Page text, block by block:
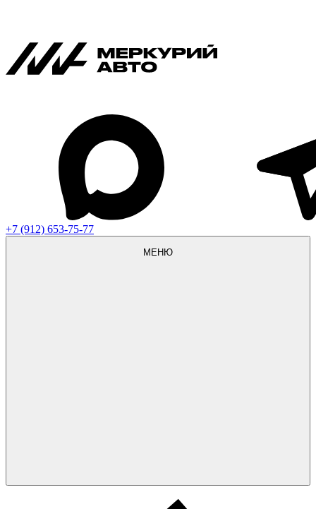
+7 (912) 653-75-77
МЕНЮ